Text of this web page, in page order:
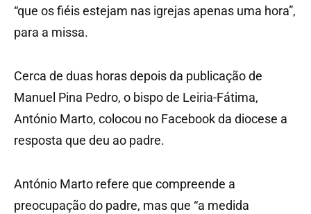
“que os fiéis estejam nas igrejas apenas uma hora”,
para a missa.
Cerca de duas horas depois da publicação de
Manuel Pina Pedro, o bispo de Leiria-Fátima,
António Marto, colocou no Facebook da diocese a
resposta que deu ao padre.
António Marto refere que compreende a
preocupação do padre, mas que “a medida